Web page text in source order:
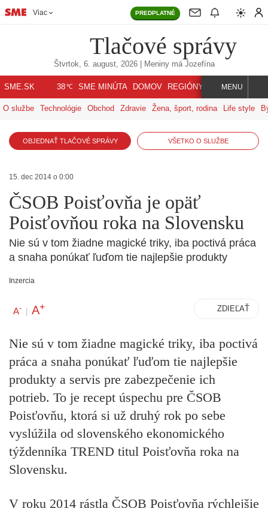
Viac PREDPLATNÉ
Tlačové správy
Štvrtok, 6. august, 2026| Meniny má Jozefína
SME.SK 38℃ SME MINÚTA DOMOV REGIÓNY INDEX SVET
MENU
O službe Technológie Obchod Zdravie Žena, šport, rodina Life style
OBJEDNAŤ TLAČOVÉ SPRÁVY VŠETKO O SLUŽBE
15. dec 2014 o 0:00
ČSOB Poisťovňa je opäť
Poisťovňou roka na Slovensku
Nie sú v tom žiadne magické triky, iba poctivá práca
a snaha ponúkať ľuďom tie najlepšie produkty
Inzercia
A- | A+ ZDIEĽAŤ
Nie sú v tom žiadne magické triky, iba poctivá
práca a snaha ponúkať ľuďom tie najlepšie
produkty a servis pre zabezpečenie ich
potrieb. To je recept úspechu pre ČSOB
Poisťovňu, ktorá si už druhý rok po sebe
vyslúžila od slovenského ekonomického
týždenníka TREND titul Poisťovňa roka na
Slovensku.
V roku 2014 rástla ČSOB Poisťovňa rýchlejšie